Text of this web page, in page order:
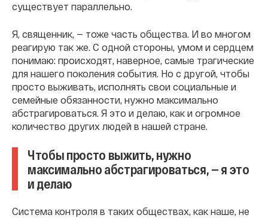
существует параллельно.
Я, священник, — тоже часть общества. И во многом
реагирую так же. С одной стороны, умом и сердцем
понимаю: происходят, наверное, самые трагические
для нашего поколения события. Но с другой, чтобы
просто выживать, исполнять свои социальные и
семейные обязанности, нужно максимально
абстрагироваться. Я это и делаю, как и огромное
количество других людей в нашей стране.
Чтобы просто выжить, нужно
максимально абстрагироваться, — я это
и делаю
Система контроля в таких обществах, как наше, не